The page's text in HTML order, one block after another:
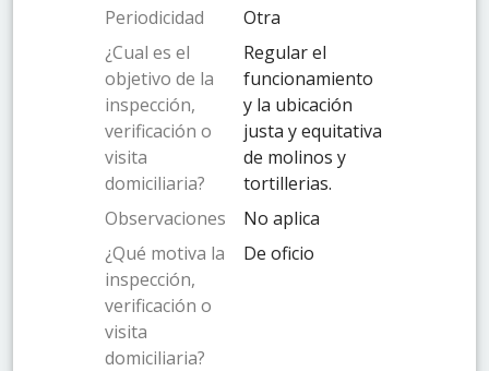
Periodicidad
Otra
¿Cual es el
objetivo de la
inspección,
verificación o
visita
domiciliaria?
Regular el
funcionamiento
y la ubicación
justa y equitativa
de molinos y
tortillerias.
Observaciones
No aplica
¿Qué motiva la
inspección,
verificación o
visita
domiciliaria?
De oficio